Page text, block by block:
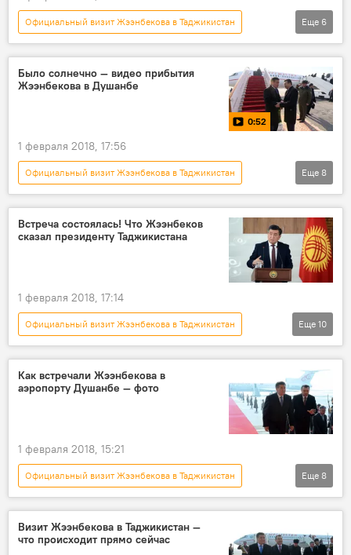
Официальный визит Жээнбекова в Таджикистан
Общество
Новости
Кыргызстан
Эмомали Рахмон
Сооронбай Жээнбеков
Еще 6
Было солнечно — видео прибытия
Жээнбекова в Душанбе
0:52
1 февраля 2018, 17:56
Официальный визит Жээнбекова в Таджикистан
Общество
Новости
видео
Кыргызстан
Мультимедиа
Таджикистан
Сооронбай Жээнбеков
Еще 8
Встреча состоялась! Что Жээнбеков
сказал президенту Таджикистана
1 февраля 2018, 17:14
Официальный визит Жээнбекова в Таджикистан
Политика
Новости
В мире
Кыргызстан
Азия
Эмомали Рахмон
Сооронбай Жээнбеков
Еще 10
Как встречали Жээнбекова в
аэропорту Душанбе — фото
1 февраля 2018, 15:21
Официальный визит Жээнбекова в Таджикистан
Общество
Новости
Кыргызстан
Политика
Таджикистан
Сооронбай Жээнбеков
Кохир Расулзода
Еще 8
Визит Жээнбекова в Таджикистан —
что происходит прямо сейчас